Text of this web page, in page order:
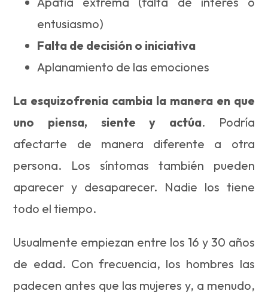
entusiasmo)
Falta de decisión o iniciativa
Aplanamiento de las emociones
La esquizofrenia cambia la manera en que
uno piensa, siente y actúa. Podría
afectarte de manera diferente a otra
persona. Los síntomas también pueden
aparecer y desaparecer. Nadie los tiene
todo el tiempo.
Usualmente empiezan entre los 16 y 30 años
de edad. Con frecuencia, los hombres las
padecen antes que las mujeres y, a menudo,